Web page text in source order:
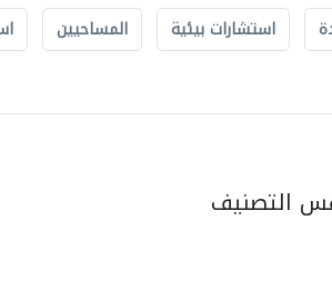
استشارات بيئية المساحيين
التصنيف